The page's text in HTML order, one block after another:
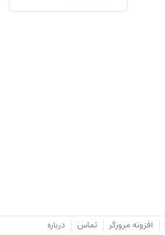
افزونه مرورگر تماس درباره